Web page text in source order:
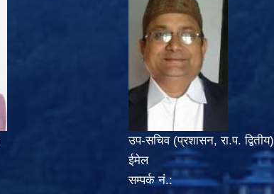
उप-सचिव (प्रशासन, रा.प. द्वितीय)
ईमेल
सम्पर्क नं.: